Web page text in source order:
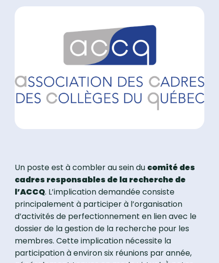
Un poste est à combler au sein du comité des
cadres responsables de la recherche de
l’ACCQ. L’implication demandée consiste
principalement à participer à l’organisation
d’activités de perfectionnement en lien avec le
dossier de la gestion de la recherche pour les
membres. Cette implication nécessite la
participation à environ six réunions par année,